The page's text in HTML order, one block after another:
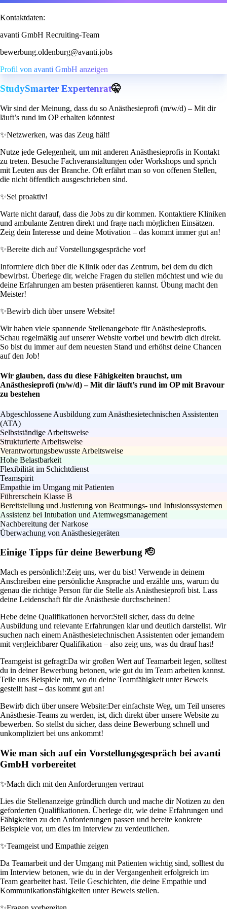
Kontaktdaten:
avanti GmbH Recruiting-Team
bewerbung.oldenburg@avanti.jobs
Profil von avanti GmbH anzeigen
StudySmarter Expertenrat🤫
Wir sind der Meinung, dass du so Anästhesieprofi (m/w/d) – Mit dir
läuft’s rund im OP erhalten könntest
✨Netzwerken, was das Zeug hält!
Nutze jede Gelegenheit, um mit anderen Anästhesieprofis in Kontakt
zu treten. Besuche Fachveranstaltungen oder Workshops und sprich
mit Leuten aus der Branche. Oft erfährt man so von offenen Stellen,
die nicht öffentlich ausgeschrieben sind.
✨Sei proaktiv!
Warte nicht darauf, dass die Jobs zu dir kommen. Kontaktiere Kliniken
und ambulante Zentren direkt und frage nach möglichen Einsätzen.
Zeig dein Interesse und deine Motivation – das kommt immer gut an!
✨Bereite dich auf Vorstellungsgespräche vor!
Informiere dich über die Klinik oder das Zentrum, bei dem du dich
bewirbst. Überlege dir, welche Fragen du stellen möchtest und wie du
deine Erfahrungen am besten präsentieren kannst. Übung macht den
Meister!
✨Bewirb dich über unsere Website!
Wir haben viele spannende Stellenangebote für Anästhesieprofis.
Schau regelmäßig auf unserer Website vorbei und bewirb dich direkt.
So bist du immer auf dem neuesten Stand und erhöhst deine Chancen
auf den Job!
Wir glauben, dass du diese Fähigkeiten brauchst, um
Anästhesieprofi (m/w/d) – Mit dir läuft’s rund im OP mit Bravour
zu bestehen
Abgeschlossene Ausbildung zum Anästhesietechnischen Assistenten
(ATA)
Selbstständige Arbeitsweise
Strukturierte Arbeitsweise
Verantwortungsbewusste Arbeitsweise
Hohe Belastbarkeit
Flexibilität im Schichtdienst
Teamspirit
Empathie im Umgang mit Patienten
Führerschein Klasse B
Bereitstellung und Justierung von Beatmungs- und Infusionssystemen
Assistenz bei Intubation und Atemwegsmanagement
Nachbereitung der Narkose
Überwachung von Anästhesiegeräten
Einige Tipps für deine Bewerbung 🫡
Mach es persönlich!:Zeig uns, wer du bist! Verwende in deinem
Anschreiben eine persönliche Ansprache und erzähle uns, warum du
genau die richtige Person für die Stelle als Anästhesieprofi bist. Lass
deine Leidenschaft für die Anästhesie durchscheinen!
Hebe deine Qualifikationen hervor:Stell sicher, dass du deine
Ausbildung und relevante Erfahrungen klar und deutlich darstellst. Wir
suchen nach einem Anästhesietechnischen Assistenten oder jemandem
mit vergleichbarer Qualifikation – also zeig uns, was du drauf hast!
Teamgeist ist gefragt:Da wir großen Wert auf Teamarbeit legen, solltest
du in deiner Bewerbung betonen, wie gut du im Team arbeiten kannst.
Teile uns Beispiele mit, wo du deine Teamfähigkeit unter Beweis
gestellt hast – das kommt gut an!
Bewirb dich über unsere Website:Der einfachste Weg, um Teil unseres
Anästhesie-Teams zu werden, ist, dich direkt über unsere Website zu
bewerben. So stellst du sicher, dass deine Bewerbung schnell und
unkompliziert bei uns ankommt!
Wie man sich auf ein Vorstellungsgespräch bei avanti
GmbH vorbereitet
✨Mach dich mit den Anforderungen vertraut
Lies die Stellenanzeige gründlich durch und mache dir Notizen zu den
geforderten Qualifikationen. Überlege dir, wie deine Erfahrungen und
Fähigkeiten zu den Anforderungen passen und bereite konkrete
Beispiele vor, um dies im Interview zu verdeutlichen.
✨Teamgeist und Empathie zeigen
Da Teamarbeit und der Umgang mit Patienten wichtig sind, solltest du
im Interview betonen, wie du in der Vergangenheit erfolgreich im
Team gearbeitet hast. Teile Geschichten, die deine Empathie und
Kommunikationsfähigkeiten unter Beweis stellen.